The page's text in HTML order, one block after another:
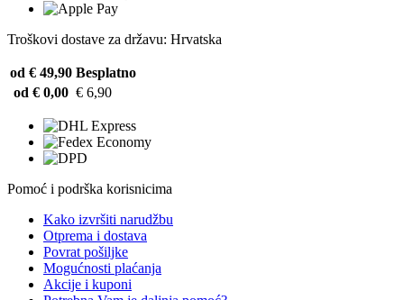
Troškovi dostave za državu: Hrvatska
od € 49,90 Besplatno
od € 0,00 € 6,90
Pomoć i podrška korisnicima
Kako izvršiti narudžbu
Otprema i dostava
Povrat pošiljke
Mogućnosti plaćanja
Akcije i kuponi